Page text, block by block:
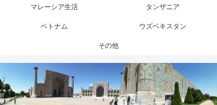
マレーシア生活 タンザニア
ベトナム ウズベキスタン
その他